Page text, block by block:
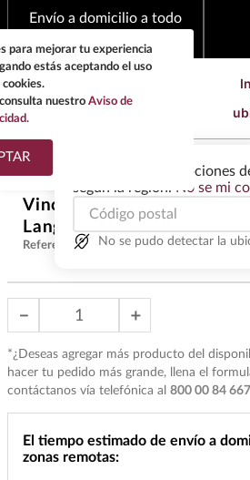
Envío a domicilio a todo
Las ofertas y las opciones
según la región. No se mi
No se pudo detectar la
¿Qué estas buscando?
Vino Rosa Hampton Water
Languedoc 750 ml
Referencia:VBR35055
＋
－
*¿Deseas agregar más producto del
hacer tu pedido más grande, llena el
contáctanos vía telefónica al 800 00 84 667
El tiempo estimado de envío a
zonas remotas:
TÉRMINOS MÁS
BUSCADOS
1.
tequila
2.
whisky
tequilas
5.
mezcal
7.
buchanans
8.
maestro dobel
para mejorar tu experiencia
estás aceptando el uso
nuestro Aviso de